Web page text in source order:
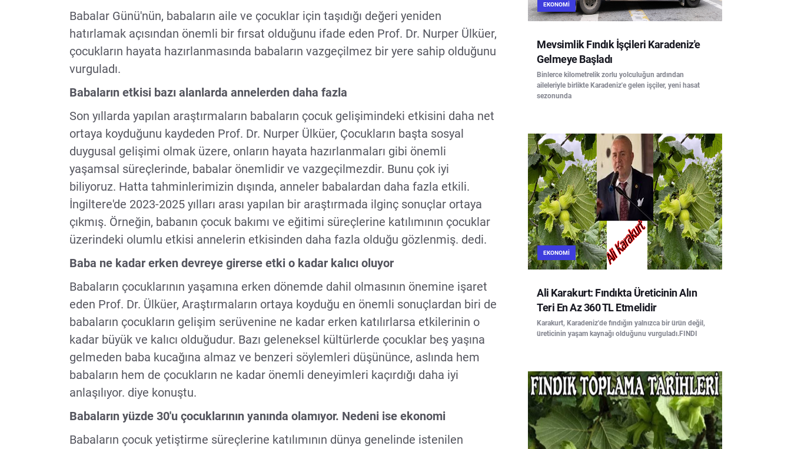
Babalar Günü'nün, babaların aile ve çocuklar için taşıdığı değeri yeniden
hatırlamak açısından önemli bir fırsat olduğunu ifade eden Prof. Dr. Nurper Ülküer,
çocukların hayata hazırlanmasında babaların vazgeçilmez bir yere sahip olduğunu
vurguladı.
Babaların etkisi bazı alanlarda annelerden daha fazla
Son yıllarda yapılan araştırmaların babaların çocuk gelişimindeki etkisini daha net
ortaya koyduğunu kaydeden Prof. Dr. Nurper Ülküer, Çocukların başta sosyal
duygusal gelişimi olmak üzere, onların hayata hazırlanmaları gibi önemli
yaşamsal süreçlerinde, babalar önemlidir ve vazgeçilmezdir. Bunu çok iyi
biliyoruz. Hatta tahminlerimizin dışında, anneler babalardan daha fazla etkili.
İngiltere'de 2023-2025 yılları arası yapılan bir araştırmada ilginç sonuçlar ortaya
çıkmış. Örneğin, babanın çocuk bakımı ve eğitimi süreçlerine katılımının çocuklar
üzerindeki olumlu etkisi annelerin etkisinden daha fazla olduğu gözlenmiş. dedi.
Baba ne kadar erken devreye girerse etki o kadar kalıcı oluyor
Babaların çocuklarının yaşamına erken dönemde dahil olmasının önemine işaret
eden Prof. Dr. Ülküer, Araştırmaların ortaya koyduğu en önemli sonuçlardan biri de
babaların çocukların gelişim serüvenine ne kadar erken katılırlarsa etkilerinin o
kadar büyük ve kalıcı olduğudur. Bazı geleneksel kültürlerde çocuklar beş yaşına
gelmeden baba kucağına almaz ve benzeri söylemleri düşününce, aslında hem
babaların hem de çocukların ne kadar önemli deneyimleri kaçırdığı daha iyi
anlaşılıyor. diye konuştu.
Babaların yüzde 30'u çocuklarının yanında olamıyor. Nedeni ise ekonomi
Babaların çocuk yetiştirme süreçlerine katılımının dünya genelinde istenilen
EKONOMI
Mevsimlik Fındık İşçileri Karadeniz'e
Gelmeye Başladı
Binlerce kilometrelik zorlu yolculuğun ardından
aileleriyle birlikte Karadeniz'e gelen işçiler, yeni hasat
sezonunda
EKONOMI
Ali Karakurt: Fındıkta Üreticinin Alın
Teri En Az 360 TL Etmelidir
Karakurt, Karadeniz'de fındığın yalnızca bir ürün değil,
üreticinin yaşam kaynağı olduğunu vurguladı.FINDI